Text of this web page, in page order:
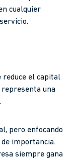
cualquier
reduce el capital
representa una
pero enfocando
importancia.
siempre gana